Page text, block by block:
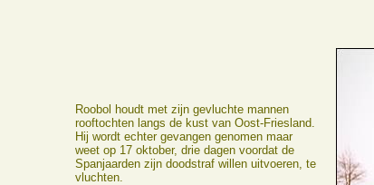
Roobol houdt met zijn gevluchte mannen
rooftochten langs de kust van Oost-Friesland.
Hij wordt echter gevangen genomen maar
weet op 17 oktober, drie dagen voordat de
Spanjaarden zijn doodstraf willen uitvoeren, te
vluchten.